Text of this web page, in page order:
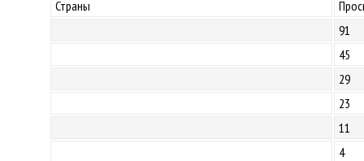
Страны
91
45
29
23
11
4